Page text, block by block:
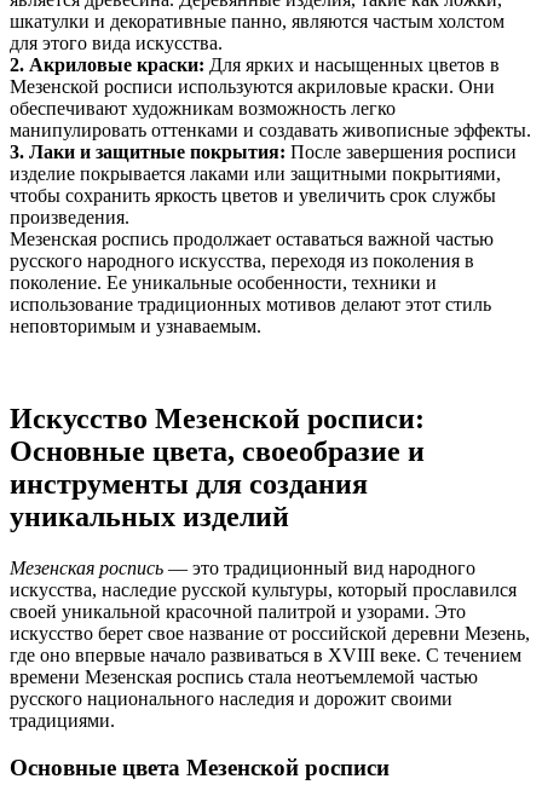
шкатулки и декоративные панно, являются частым холстом
для этого вида искусства.
2. Акриловые краски: Для ярких и насыщенных цветов в
Мезенской росписи используются акриловые краски. Они
обеспечивают художникам возможность легко
манипулировать оттенками и создавать живописные эффекты.
3. Лаки и защитные покрытия: После завершения росписи
изделие покрывается лаками или защитными покрытиями,
чтобы сохранить яркость цветов и увеличить срок службы
произведения.
Мезенская роспись продолжает оставаться важной частью
русского народного искусства, переходя из поколения в
поколение. Ее уникальные особенности, техники и
использование традиционных мотивов делают этот стиль
неповторимым и узнаваемым.
Искусство Мезенской росписи:
Основные цвета, своеобразие и
инструменты для создания
уникальных изделий
Мезенская роспись — это традиционный вид народного
искусства, наследие русской культуры, который прославился
своей уникальной красочной палитрой и узорами. Это
искусство берет свое название от российской деревни Мезень,
где оно впервые начало развиваться в XVIII веке. С течением
времени Мезенская роспись стала неотъемлемой частью
русского национального наследия и дорожит своими
традициями.
Основные цвета Мезенской росписи